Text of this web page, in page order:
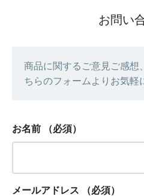
お問い
商品に関するご意見ご感想
ちらのフォームよりお気軽
お名前 （必須）
メールアドレス （必須）